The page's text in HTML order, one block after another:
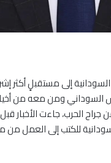
إلى مستقبلٍ أكثر
السوداني ومن معه من
جراح الحرب، جاءت الأخبار
للكتب إلى العمل من